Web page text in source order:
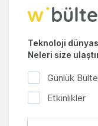
Teknoloji
Neleri size
Günlük
Etkinlikler